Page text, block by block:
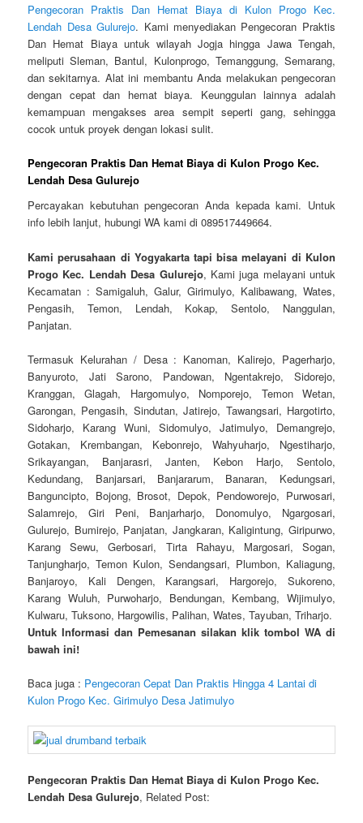
Pengecoran Praktis Dan Hemat Biaya di Kulon Progo Kec.
Lendah Desa Gulurejo. Kami menyediakan Pengecoran Praktis
Dan Hemat Biaya untuk wilayah Jogja hingga Jawa Tengah,
meliputi Sleman, Bantul, Kulonprogo, Temanggung, Semarang,
dan sekitarnya. Alat ini membantu Anda melakukan pengecoran
dengan cepat dan hemat biaya. Keunggulan lainnya adalah
kemampuan mengakses area sempit seperti gang, sehingga
cocok untuk proyek dengan lokasi sulit.
Pengecoran Praktis Dan Hemat Biaya di Kulon Progo Kec.
Lendah Desa Gulurejo
Percayakan kebutuhan pengecoran Anda kepada kami. Untuk
info lebih lanjut, hubungi WA kami di 089517449664.
Kami perusahaan di Yogyakarta tapi bisa melayani di Kulon
Progo Kec. Lendah Desa Gulurejo, Kami juga melayani untuk
Kecamatan : Samigaluh, Galur, Girimulyo, Kalibawang, Wates,
Pengasih, Temon, Lendah, Kokap, Sentolo, Nanggulan,
Panjatan.
Termasuk Kelurahan / Desa : Kanoman, Kalirejo, Pagerharjo,
Banyuroto, Jati Sarono, Pandowan, Ngentakrejo, Sidorejo,
Kranggan, Glagah, Hargomulyo, Nomporejo, Temon Wetan,
Garongan, Pengasih, Sindutan, Jatirejo, Tawangsari, Hargotirto,
Sidoharjo, Karang Wuni, Sidomulyo, Jatimulyo, Demangrejo,
Gotakan, Krembangan, Kebonrejo, Wahyuharjo, Ngestiharjo,
Srikayangan, Banjarasri, Janten, Kebon Harjo, Sentolo,
Kedundang, Banjarsari, Banjararum, Banaran, Kedungsari,
Banguncipto, Bojong, Brosot, Depok, Pendoworejo, Purwosari,
Salamrejo, Giri Peni, Banjarharjo, Donomulyo, Ngargosari,
Gulurejo, Bumirejo, Panjatan, Jangkaran, Kaligintung, Giripurwo,
Karang Sewu, Gerbosari, Tirta Rahayu, Margosari, Sogan,
Tanjungharjo, Temon Kulon, Sendangsari, Plumbon, Kaliagung,
Banjaroyo, Kali Dengen, Karangsari, Hargorejo, Sukoreno,
Karang Wuluh, Purwoharjo, Bendungan, Kembang, Wijimulyo,
Kulwaru, Tuksono, Hargowilis, Palihan, Wates, Tayuban, Triharjo.
Untuk Informasi dan Pemesanan silakan klik tombol WA di
bawah ini!
Baca juga : Pengecoran Cepat Dan Praktis Hingga 4 Lantai di
Kulon Progo Kec. Girimulyo Desa Jatimulyo
Pengecoran Praktis Dan Hemat Biaya di Kulon Progo Kec.
Lendah Desa Gulurejo, Related Post: